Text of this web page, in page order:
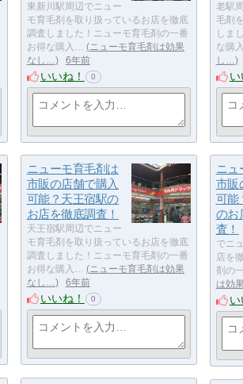
東新川駅周辺でニュー
モ育毛剤を取り扱っているお店を徹底
調査しました！ニューモ育毛剤の一番
お得な購入…
ニューモ育毛剤は効果
なし…
6年前
いいね！ 0
老駅
毛剤
しま
な購
し…
い
ニューモ育毛剤は
市販の店舗で購入
可能？天王宿駅の
お店を徹底調査！
天王宿駅周辺でニュー
モ育毛剤を取り扱っているお店を徹底
調査しました！ニューモ育毛剤の一番
お得な購入…
ニューモ育毛剤は効果
なし…
6年前
いいね！ 0
ニュ
市販
可能
のお
査！
でニ
店を
剤の
は効
い